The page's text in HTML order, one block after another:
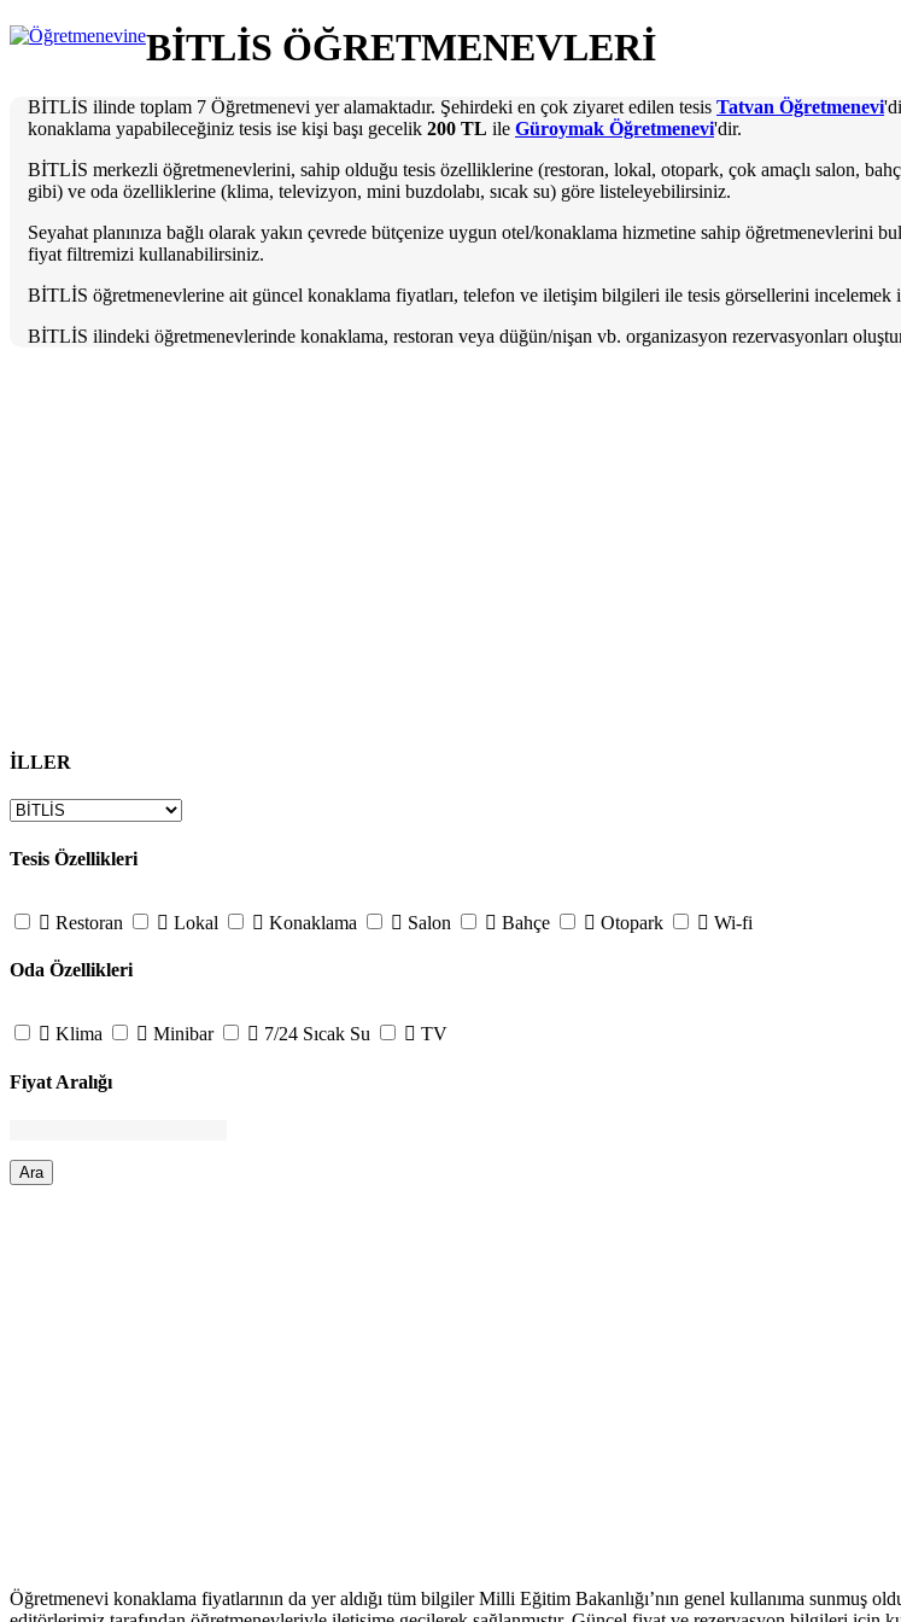
BİTLİS ÖĞRETMENEVLERİ
BİTLİS ilinde toplam 7 Öğretmenevi yer alamaktadır. Şehirdeki en çok ziyaret edilen tesis Tatvan Öğretmenevi
konaklama yapabileceğiniz tesis ise kişi başı gecelik 200 TL ile Güroymak Öğretmenevi'dir.
BİTLİS merkezli öğretmenevlerini, sahip olduğu tesis özelliklerine (restoran, lokal, otopark, çok amaçlı salon,
gibi) ve oda özelliklerine (klima, televizyon, mini buzdolabı, sıcak su) göre listeleyebilirsiniz.
Seyahat planınıza bağlı olarak yakın çevrede bütçenize uygun otel/konaklama hizmetine sahip öğretmenevlerini
fiyat filtremizi kullanabilirsiniz.
BİTLİS öğretmenevlerine ait güncel konaklama fiyatları, telefon ve iletişim bilgileri ile tesis görsellerini incelemek
BİTLİS ilindeki öğretmenevlerinde konaklama, restoran veya düğün/nişan vb. organizasyon rezervasyonları
İLLER
Tesis Özellikleri
Restoran Lokal Konaklama Salon Bahçe Otopark Wi-fi
Oda Özellikleri
Klima Minibar 7/24 Sıcak Su TV
Fiyat Aralığı
Ara
Öğretmenevi konaklama fiyatlarının da yer aldığı tüm bilgiler Milli Eğitim Bakanlığı’nın genel kullanıma sunmuş